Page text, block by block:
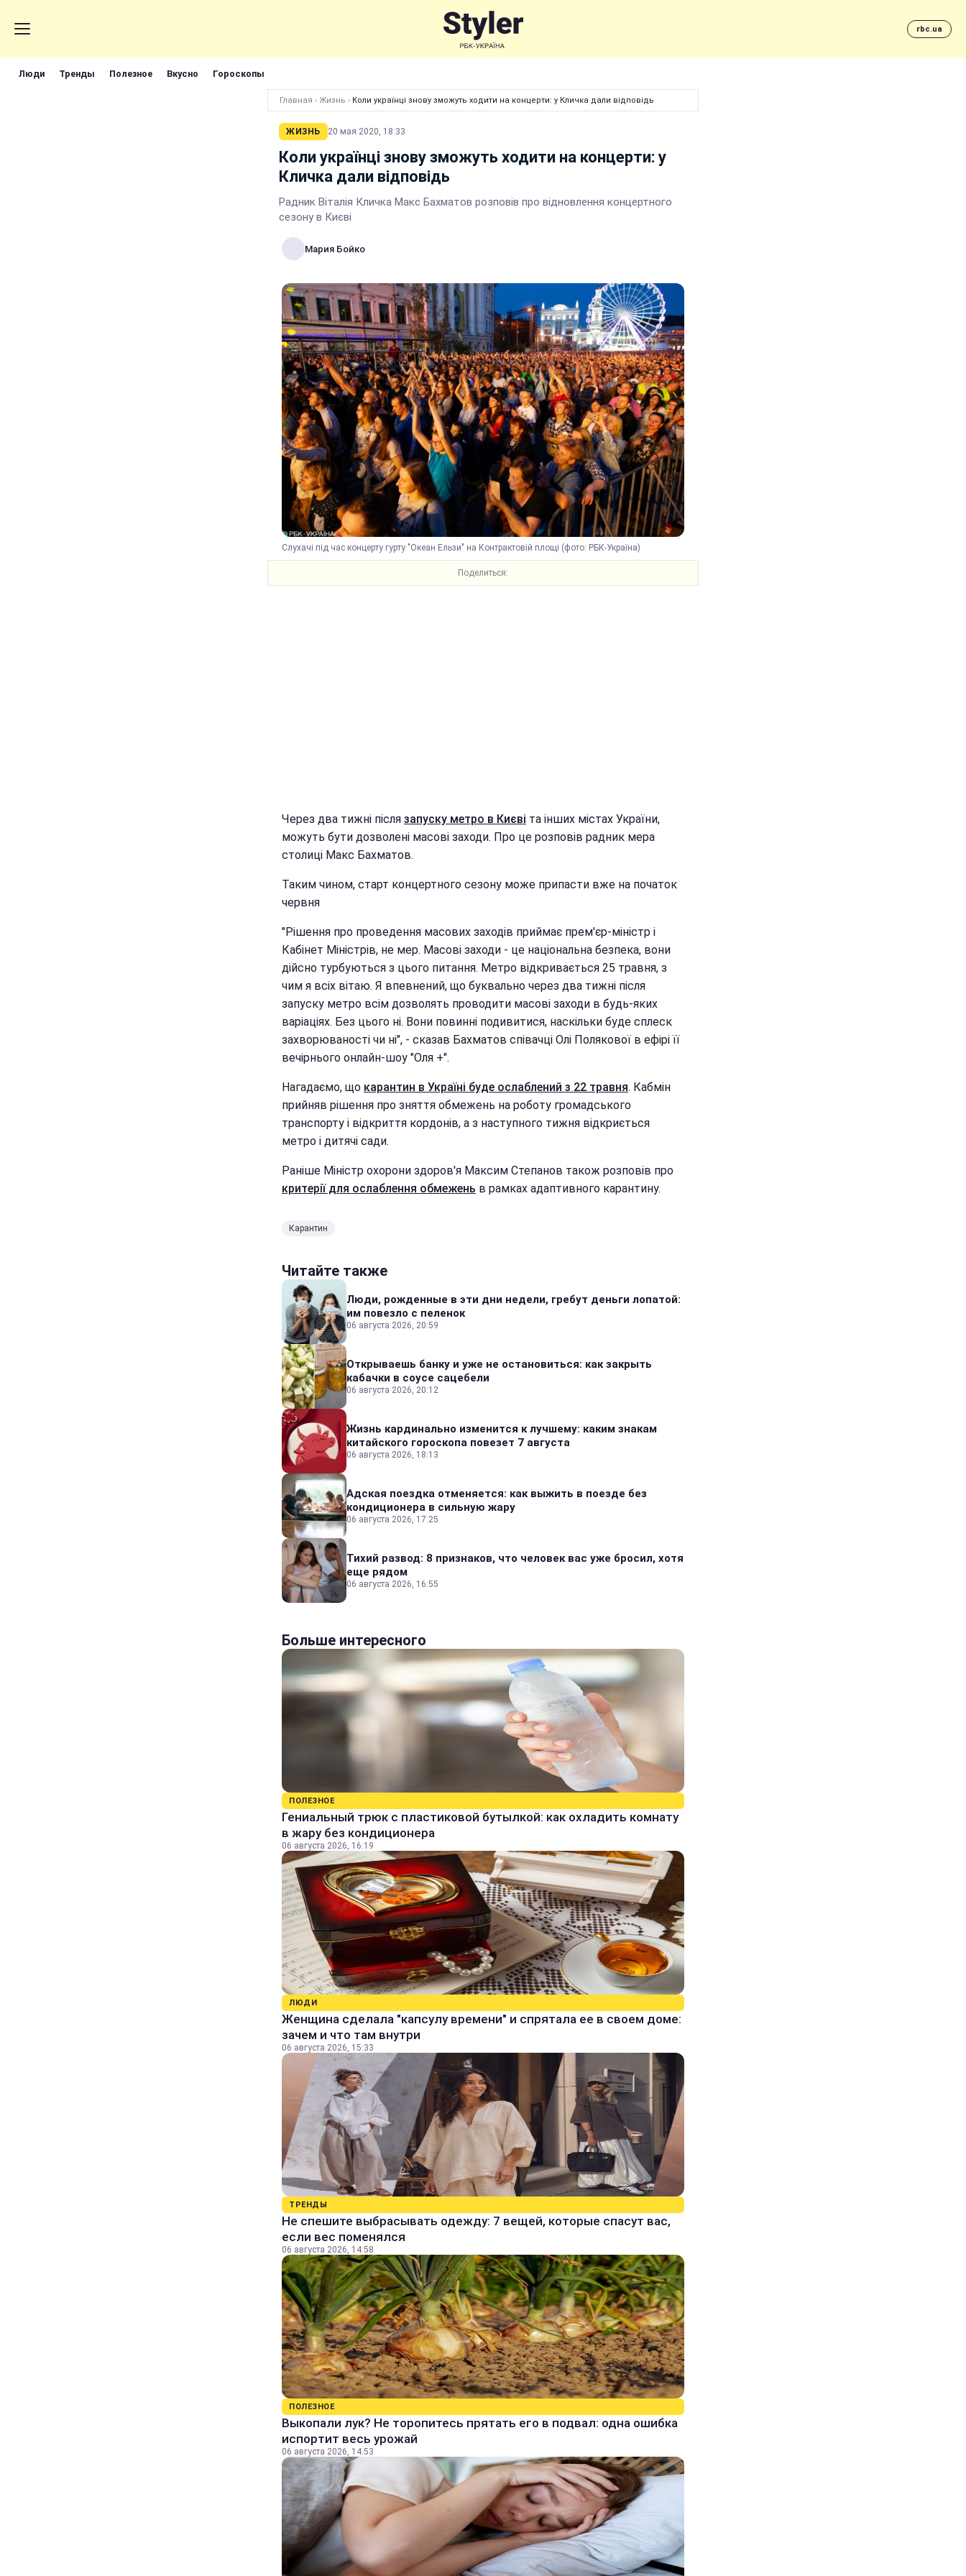
rbc.ua
Люди Тренды Полезное Вкусно Гороскопы
Главная › Жизнь › Коли українці знову зможуть ходити на концерти: у Кличка дали відповідь
ЖИЗНЬ 20 мая 2020, 18:33
Коли українці знову зможуть ходити на концерти: у
Кличка дали відповідь
Радник Віталія Кличка Макс Бахматов розповів про відновлення концертного
сезону в Києві
Мария Бойко
Слухачі під час концерту гурту "Океан Ельзи" на Контрактовій площі (фото: РБК-Україна)
Поделиться:
Через два тижні після запуску метро в Києві та інших містах України,
можуть бути дозволені масові заходи. Про це розповів радник мера
столиці Макс Бахматов.
Таким чином, старт концертного сезону може припасти вже на початок
червня
"Рішення про проведення масових заходів приймає прем'єр-міністр і
Кабінет Міністрів, не мер. Масові заходи - це національна безпека, вони
дійсно турбуються з цього питання. Метро відкривається 25 травня, з
чим я всіх вітаю. Я впевнений, що буквально через два тижні після
запуску метро всім дозволять проводити масові заходи в будь-яких
варіаціях. Без цього ні. Вони повинні подивитися, наскільки буде сплеск
захворюваності чи ні", - сказав Бахматов співачці Олі Полякової в ефірі її
вечірнього онлайн-шоу "Оля +".
Нагадаємо, що карантин в Україні буде ослаблений з 22 травня. Кабмін
прийняв рішення про зняття обмежень на роботу громадського
транспорту і відкриття кордонів, а з наступного тижня відкриється
метро і дитячі сади.
Раніше Міністр охорони здоров'я Максим Степанов також розповів про
критерії для ослаблення обмежень в рамках адаптивного карантину.
Карантин
Читайте также
Люди, рожденные в эти дни недели, гребут деньги лопатой:
им повезло с пеленок
06 августа 2026, 20:59
Открываешь банку и уже не остановиться: как закрыть
кабачки в соусе сацебели
06 августа 2026, 20:12
Жизнь кардинально изменится к лучшему: каким знакам
китайского гороскопа повезет 7 августа
06 августа 2026, 18:13
Адская поездка отменяется: как выжить в поезде без
кондиционера в сильную жару
06 августа 2026, 17:25
Тихий развод: 8 признаков, что человек вас уже бросил, хотя
еще рядом
06 августа 2026, 16:55
Больше интересного
ПОЛЕЗНОЕ
Гениальный трюк с пластиковой бутылкой: как охладить комнату
в жару без кондиционера
06 августа 2026, 16:19
ЛЮДИ
Женщина сделала "капсулу времени" и спрятала ее в своем доме:
зачем и что там внутри
06 августа 2026, 15:33
ТРЕНДЫ
Не спешите выбрасывать одежду: 7 вещей, которые спасут вас,
если вес поменялся
06 августа 2026, 14:58
ПОЛЕЗНОЕ
Выкопали лук? Не торопитесь прятать его в подвал: одна ошибка
испортит весь урожай
06 августа 2026, 14:53